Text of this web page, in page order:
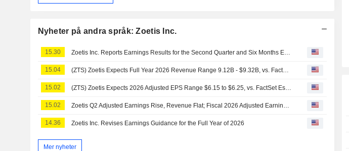
Nyheter på andra språk: Zoetis Inc.
15.30 Zoetis Inc. Reports Earnings Results for the Second Quarter and Six Months Ended June 30, 2026
15.04 (ZTS) Zoetis Expects Full Year 2026 Revenue Range 9.12B - $9.32B, vs. FactSet Est of $9.72B
15.02 (ZTS) Zoetis Expects 2026 Adjusted EPS Range $6.15 to $6.25, vs. FactSet Est of $6.87
15.02 Zoetis Q2 Adjusted Earnings Rise, Revenue Flat; Fiscal 2026 Adjusted Earnings, Revenue Outlook Cut
14.36 Zoetis Inc. Revises Earnings Guidance for the Full Year of 2026
Mer nyheter